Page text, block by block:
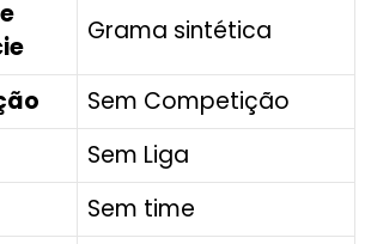
Grama sintética
Sem Competição
Sem Liga
Sem time